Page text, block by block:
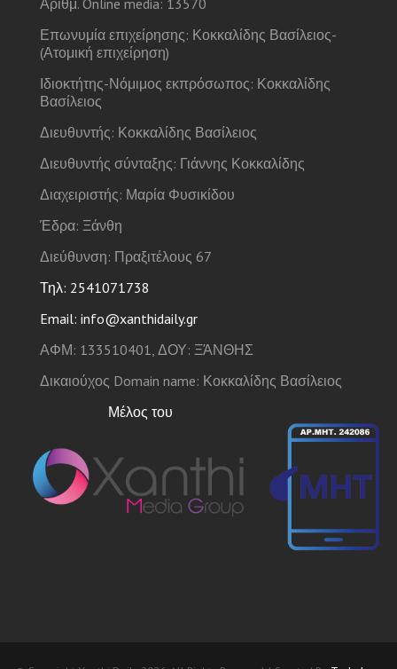
Αριθμ. Online media: 13570
Επωνυμία επιχείρησης: Κοκκαλίδης Βασίλειος-
(Ατομική επιχείρηση)
Ιδιοκτήτης-Νόμιμος εκπρόσωπος: Κοκκαλίδης
Βασίλειος
Διευθυντής: Κοκκαλίδης Βασίλειος
Διευθυντής σύνταξης: Γιάννης Κοκκαλίδης
Διαχειριστής: Μαρία Φυσικίδου
Έδρα: Ξάνθη
Διεύθυνση: Πραξιτέλους 67
Τηλ: 2541071738
Email: info@xanthidaily.gr
ΑΦΜ: 133510401, ΔΟΥ: ΞΆΝΘΗΣ
Δικαιούχος Domain name: Κοκκαλίδης Βασίλειος
Μέλος του